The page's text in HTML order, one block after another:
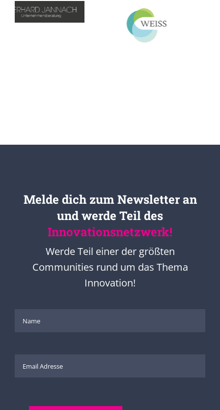
Melde dich zum Newsletter an
und werde Teil des
Innovationsnetzwerk!
Werde Teil einer der größten
Communities rund um das Thema